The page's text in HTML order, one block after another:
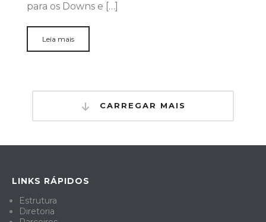
para os Downs e […]
Leia mais
CARREGAR MAIS
LINKS RÁPIDOS
Estrutura
Diretoria